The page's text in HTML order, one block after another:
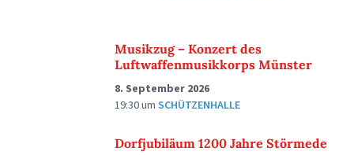
Musikzug – Konzert des
Luftwaffenmusikkorps Münster
8. September 2026
19:30um SCHÜTZENHALLE
Dorfjubiläum 1200 Jahre Störmede